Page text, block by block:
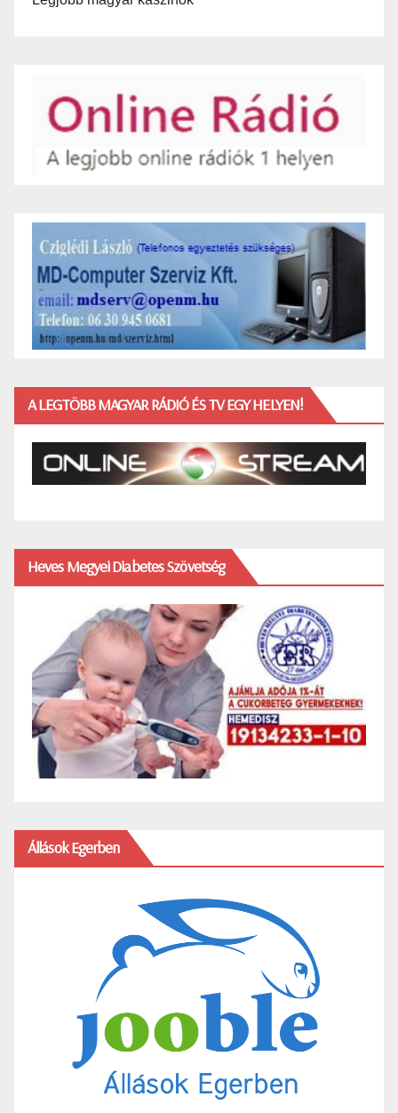
A LEGTÖBB MAGYAR RÁDIÓ ÉS TV EGY HELYEN!
Heves Megyei Diabetes Szövetség
Állások Egerben